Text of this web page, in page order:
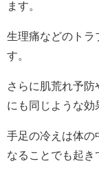
ます。
生理痛などのトラ
す。
さらに肌荒れ予
にも同じような効
手足の冷えは体の
なることでも起き